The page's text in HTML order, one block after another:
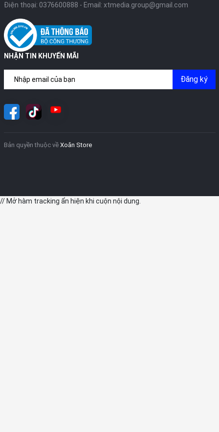
Điện thoại: 0376600888 - Email: xtmedia.group@gmail.com
NHẬN TIN KHUYẾN MÃI
Đăng ký
Bản quyền thuộc về Xoăn Store
// Mở hàm tracking ẩn hiện khi cuộn nội dung.